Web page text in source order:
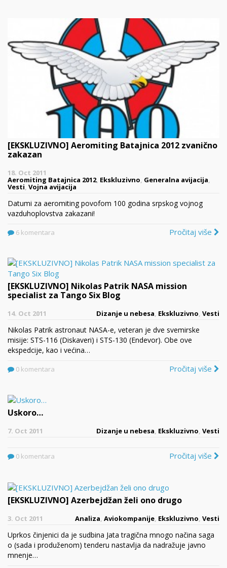
[EKSKLUZIVNO] Aeromiting Batajnica 2012 zvanično
zakazan
18. Oct 2011
Aeromiting Batajnica 2012, Ekskluzivno Generalna avijacija
Vesti Vojna avijacija
Datumi za aeromiting povofom 100 godina srpskog vojnog
vazduhoplovstva zakazani!
6 komentara Pročitaj više
[EKSKLUZIVNO] Nikolas Patrik NASA mission
specialist za Tango Six Blog
14. Oct 2011 Dizanje u nebesa Ekskluzivno Vesti
Nikolas Patrik astronaut NASA-e, veteran je dve svemirske
misije: STS-116 (Diskaveri) i STS-130 (Endevor). Obe ove
ekspedcije, kao i većina…
0 komentara Pročitaj više
Uskoro…
7. Oct 2011 Dizanje u nebesa, Ekskluzivno, Vesti
0 komentara Pročitaj više
[EKSKLUZIVNO] Azerbejdžan želi ono drugo
3. Oct 2011 Analiza Aviokompanije Ekskluzivno Vesti
Uprkos činjenici da je sudbina Jata tragična mnogo načina saga
o (sada i produženom) tenderu nastavlja da nadražuje javno
mnenje…